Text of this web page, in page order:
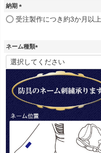
須
納期
(
)
受注製作につき約3か月以上
ネーム種類
(
必
須